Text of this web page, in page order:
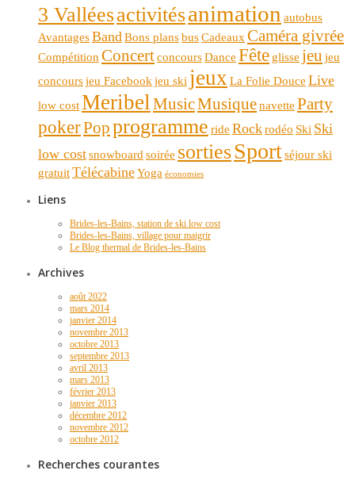
3 Valléesactivitésanimation autobus
AvantagesBandBons plansbusCadeaux Caméra givrée
Compétition ConcertconcoursDance Fête glisse jeu jeu
concoursjeu Facebook jeu ski jeuxLa Folie Douce Live
low costMeribelMusicMusiquenavette Party
pokerPopprogramme ride Rockrodéo Ski Ski
low costsnowboard soirée sortiesSportséjour ski
gratuitTélécabineYoga économies
Liens
Brides-les-Bains, station de ski low cost
Brides-les-Bains, village pour maigrir
Le Blog thermal de Brides-les-Bains
Archives
août 2022
mars 2014
janvier 2014
novembre 2013
octobre 2013
septembre 2013
avril 2013
mars 2013
février 2013
janvier 2013
décembre 2012
novembre 2012
octobre 2012
Recherches courantes